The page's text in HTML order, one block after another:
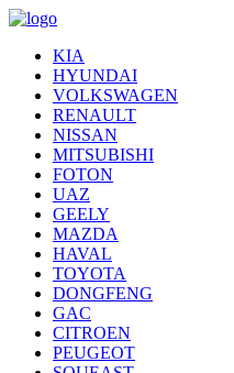
KIA
HYUNDAI
VOLKSWAGEN
RENAULT
NISSAN
MITSUBISHI
FOTON
UAZ
GEELY
MAZDA
HAVAL
TOYOTA
DONGFENG
GAC
CITROEN
PEUGEOT